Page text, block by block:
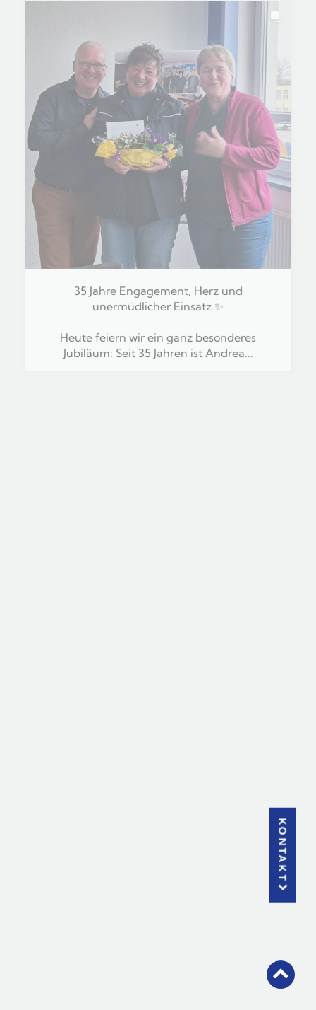
35 Jahre Engagement, Herz und
unermüdlicher Einsatz ✨
Heute feiern wir ein ganz besonderes
Jubiläum: Seit 35 Jahren ist Andrea...
KONTAKT